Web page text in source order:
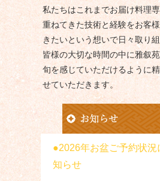
私たちはこれまでお届け料理
重ねてきた技術と経験をお客
きたいという想いで日々取り
皆様の大切な時間の中に雅叙
旬を感じていただけるように
せていただきます。
2026年お盆ご予約状況
知らせ